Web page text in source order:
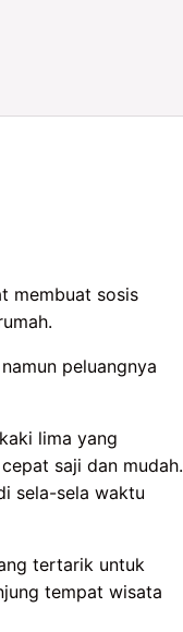
membuat sosis
peluangnya
lima yang
saji dan mudah.
sela-sela waktu
tertarik untuk
tempat wisata